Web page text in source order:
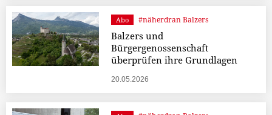
Abo #näherdran Balzers
Balzers und
Bürgergenossenschaft
überprüfen ihre Grundlagen
20.05.2026